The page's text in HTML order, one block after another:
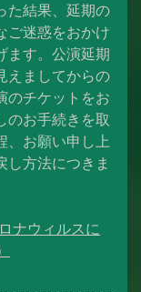
た結果、延期の
ご迷惑をおかけ
ます。公演延期
えましてからの
のチケットをお
のお手続きを取
、お願い申し上
し方法につきま
ナウィルスに